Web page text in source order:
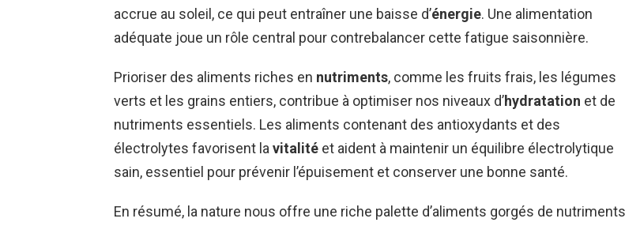
accrue au soleil, ce qui peut entraîner une baisse d’énergie. Une alimentation
adéquate joue un rôle central pour contrebalancer cette fatigue saisonnière.
Prioriser des aliments riches en nutriments, comme les fruits frais, les légumes
verts et les grains entiers, contribue à optimiser nos niveaux d’hydratation et de
nutriments essentiels. Les aliments contenant des antioxydants et des
électrolytes favorisent lavitalité et aident à maintenir un équilibre électrolytique
sain, essentiel pour prévenir l’épuisement et conserver une bonne santé.
En résumé, la nature nous offre une riche palette d’aliments gorgés de nutriments